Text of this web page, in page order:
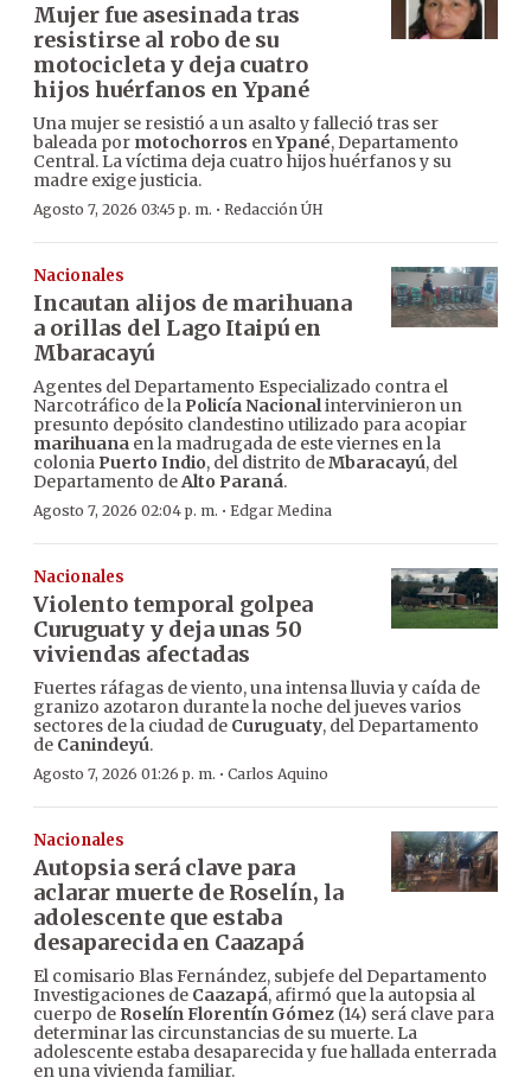
Mujer fue asesinada tras
resistirse al robo de su
motocicleta y deja cuatro
hijos huérfanos en Ypané
Una mujer se resistió a un asalto y falleció tras ser
baleada por motochorros enYpané, Departamento
Central. La víctima deja cuatro hijos huérfanos y su
madre exige justicia.
Agosto 7, 2026 03:45 p. m. · Redacción ÚH
Nacionales
Incautan alijos de marihuana
a orillas del Lago Itaipú en
Mbaracayú
Agentes del Departamento Especializado contra el
Narcotráfico de la Policía Nacionalintervinieron un
presunto depósito clandestino utilizado para acopiar
marihuana en la madrugada de este viernes en la
colonia Puerto Indio, del distrito deMbaracayú, del
Departamento deAlto Paraná.
Agosto 7, 2026 02:04 p. m. · Edgar Medina
Nacionales
Violento temporal golpea
Curuguaty y deja unas 50
viviendas afectadas
Fuertes ráfagas de viento, una intensa lluvia y caída de
granizo azotaron durante la noche del jueves varios
sectores de la ciudad de Curuguaty, del Departamento
de Canindeyú.
Agosto 7, 2026 01:26 p. m. · Carlos Aquino
Nacionales
Autopsia será clave para
aclarar muerte de Roselín, la
adolescente que estaba
desaparecida en Caazapá
El comisario Blas Fernández, subjefe del Departamento
Investigaciones de Caazapá, afirmó que la autopsia al
cuerpo de Roselín Florentín Gómez (14) será clave para
determinar las circunstancias de su muerte. La
adolescente estaba desaparecida y fue hallada enterrada
en una vivienda familiar.